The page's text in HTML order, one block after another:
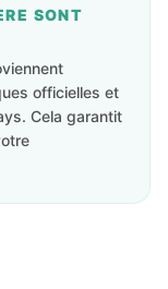
SONT
officielles et
Cela garantit